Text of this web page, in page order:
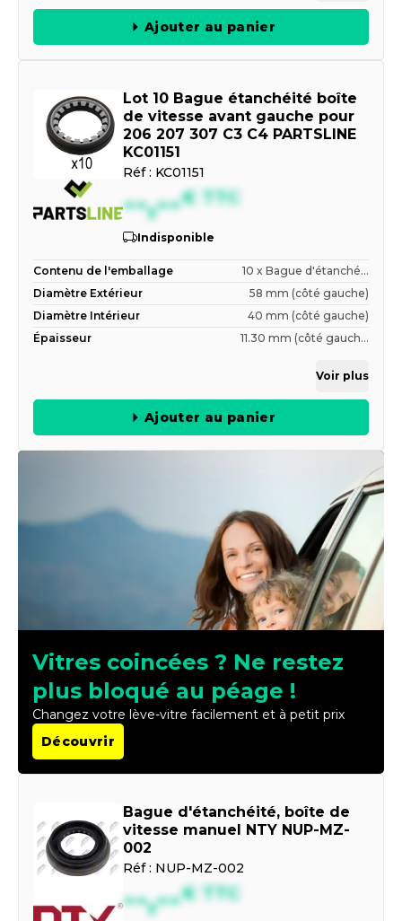
Ajouter au panier
Lot 10 Bague étanchéité boîte
de vitesse avant gauche pour
206 207 307 C3 C4 PARTSLINE
KC01151
Réf : KC01151
--,--€ TTC
Indisponible
Contenu de l'emballage
10 x Bague d'étanché...
Diamètre Extérieur
58 mm (côté gauche)
Diamètre Intérieur
40 mm (côté gauche)
Épaisseur
11.30 mm (côté gauch...
Voir plus
Ajouter au panier
Vitres coincées ? Ne restez
plus bloqué au péage !
Changez votre lève-vitre facilement et à petit prix
Découvrir
Bague d'étanchéité, boîte de
vitesse manuel NTY NUP-MZ-
002
Réf : NUP-MZ-002
--,--€ TTC